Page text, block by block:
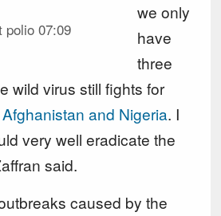
polio 07:09
we only
have
three
wild virus still fights for
and Nigeria. I
very well eradicate the
said.
caused by the